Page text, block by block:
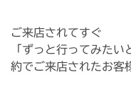
ご来店されてすぐ
「ずっと行ってみた
約でご来店されたお客